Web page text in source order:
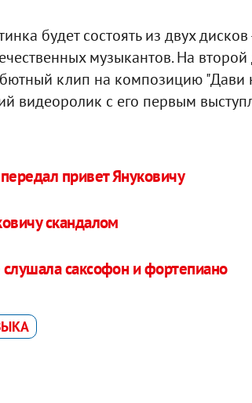
будет состоять из двух дисков
музыкантов. На второй
клип на композицию "Дави
видеоролик с его первым
привет Януковичу
скандалом
саксофон и фортепиано